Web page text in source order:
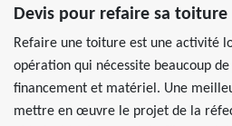
Devis pour refaire sa toiture
Refaire une toiture est une activité
opération qui nécessite beaucoup
financement et matériel. Une
mettre en œuvre le projet de la